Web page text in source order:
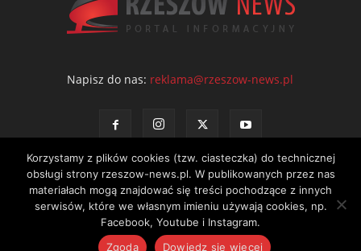
Napisz do nas: reklama@rzeszow-news.pl
Kontakt Polityka prywatności Regulamin portalu
© NEWS Sp. z o.o. - wydawca portalu Rzeszów News. Wszystkie prawa
Korzystamy z plików cookies (tzw. ciasteczka) do technicznej
obsługi strony rzeszow-news.pl. W publikowanych przez nas
materiałach mogą znajdować się treści pochodzące z innych
serwisów, które we własnym imieniu używają cookies, np.
Facebook, Youtube i Instagram.
Zgoda
Dowiedz się więcej